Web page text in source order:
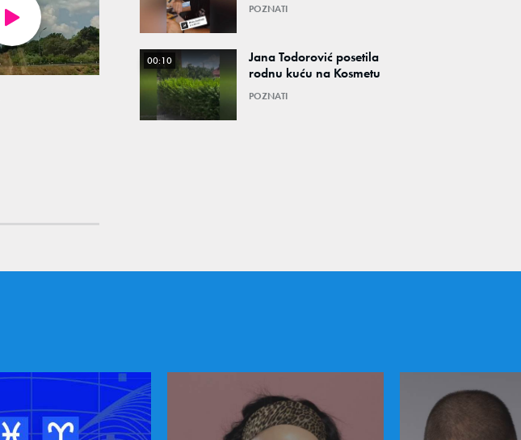
POZNATI
00:10
Jana Todorović posetila
rodnu kuću na Kosmetu
POZNATI